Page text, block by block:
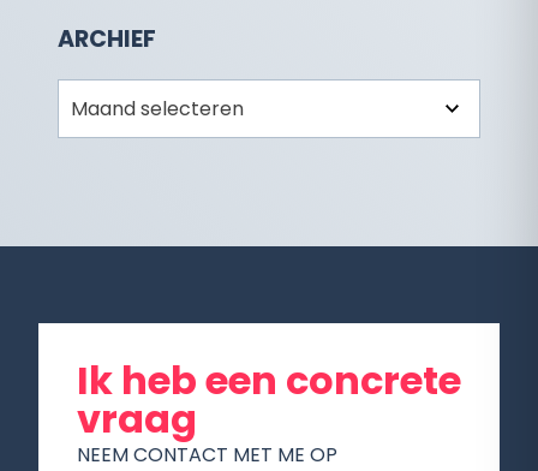
ARCHIEF
Archief
Ik heb een concrete
vraag
NEEM CONTACT MET ME OP